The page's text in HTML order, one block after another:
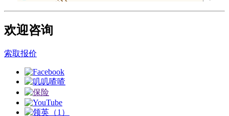
欢迎咨询
索取报价